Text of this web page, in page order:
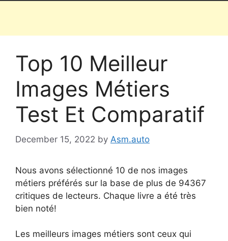
Top 10 Meilleur
Images Métiers
Test Et Comparatif
December 15, 2022 by Asm.auto
Nous avons sélectionné 10 de nos images
métiers préférés sur la base de plus de 94367
critiques de lecteurs. Chaque livre a été très
bien noté!
Les meilleurs images métiers sont ceux qui